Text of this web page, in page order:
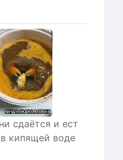
сдаётся и ест
кипящей воде